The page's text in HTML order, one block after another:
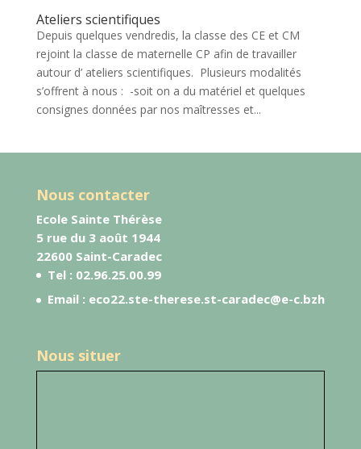
Ateliers scientifiques
Depuis quelques vendredis, la classe des CE et CM
rejoint la classe de maternelle CP afin de travailler
autour d’ ateliers scientifiques. Plusieurs modalités
s’offrent à nous : -soit on a du matériel et quelques
consignes données par nos maîtresses et...
Nous contacter
Ecole Sainte Thérèse
5 rue du 3 août 1944
22600 Saint-Caradec
Tel : 02.96.25.00.99
Email : eco22.ste-therese.st-caradec@e-c.bzh
Nous situer